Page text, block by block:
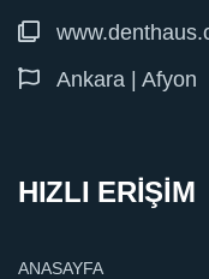
Ankara | Afyon
HIZLI ERİŞİM
ANASAYFA